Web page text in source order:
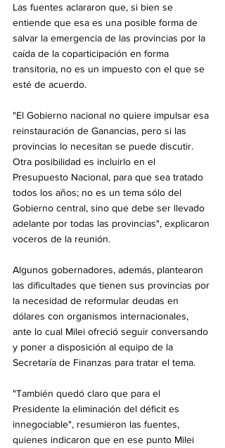
Las fuentes aclararon que, si bien se
entiende que esa es una posible forma de
salvar la emergencia de las provincias por la
caída de la coparticipación en forma
transitoria, no es un impuesto con el que se
esté de acuerdo.
"El Gobierno nacional no quiere impulsar esa
reinstauración de Ganancias, pero si las
provincias lo necesitan se puede discutir.
Otra posibilidad es incluirlo en el
Presupuesto Nacional, para que sea tratado
todos los años; no es un tema sólo del
Gobierno central, sino que debe ser llevado
adelante por todas las provincias", explicaron
voceros de la reunión.
Algunos gobernadores, además, plantearon
las dificultades que tienen sus provincias por
la necesidad de reformular deudas en
dólares con organismos internacionales,
ante lo cual Milei ofreció seguir conversando
y poner a disposición al equipo de la
Secretaría de Finanzas para tratar el tema.
"También quedó claro que para el
Presidente la eliminación del déficit es
innegociable", resumieron las fuentes,
quienes indicaron que en ese punto Milei